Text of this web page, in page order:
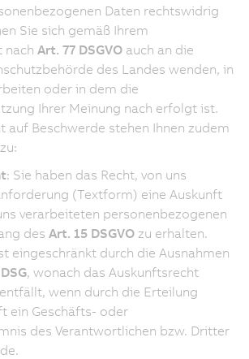
Daten rechtswidrig
Sie sich gemäß Ihrem
nach Art. 77 DSGVO auch an die
des Landes wenden, in
oder in dem die
Ihrer Meinung nach erfolgt ist.
auf Beschwerde stehen Ihnen zudem
: Sie haben das Recht, von uns
(Textform) eine Auskunft
verarbeiteten personenbezogenen
des Art. 15 DSGVO zu erhalten.
eingeschränkt durch die Ausnahmen
, wonach das Auskunftsrecht
wenn durch die Erteilung
ein Geschäfts- oder
des Verantwortlichen bzw. Dritter